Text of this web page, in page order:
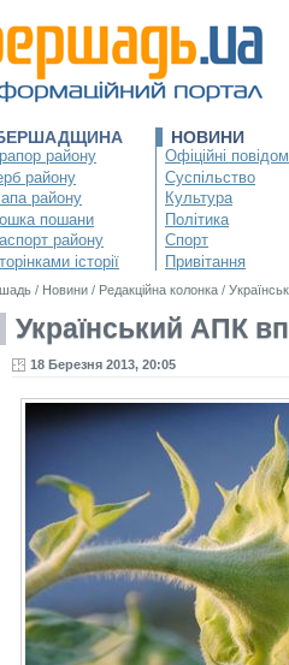
району
району
району
пошани
району
історії
НОВИНИ
Офіційні
Суспільство
Культура
Політика
Спорт
Привітання
/ Новини / Редакційна колонка /
Український АПК
18 Березня 2013, 20:05